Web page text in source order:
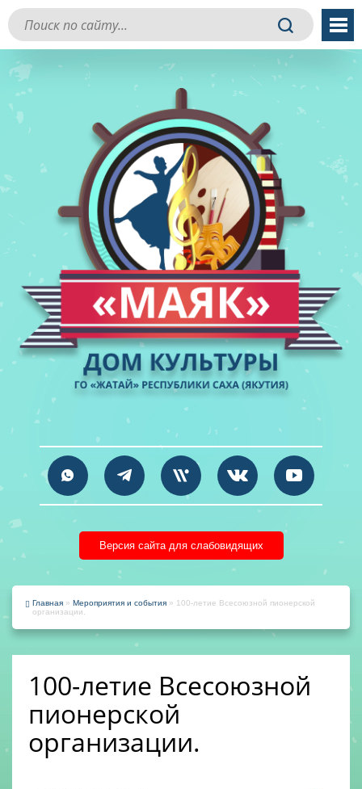
Версия сайта для слабовидящих
Главная » Мероприятия и события » 100-летие Всесоюзной пионерской
организации.
100-летие Всесоюзной
пионерской
организации.